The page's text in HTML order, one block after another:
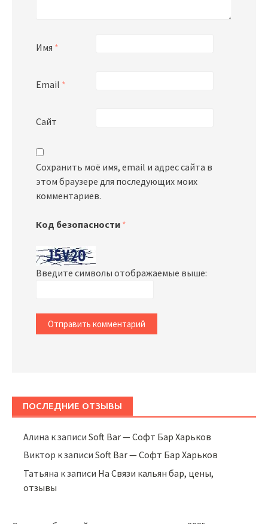
Имя *
Email *
Сайт
Сохранить моё имя, email и адрес сайта в
этом браузере для последующих моих
комментариев.
Код безопасности *
Введите символы отображаемые выше:
ПОСЛЕДНИЕ ОТЗЫВЫ
Алина к записиSoft Bar — Софт Бар Харьков
Виктор к записиSoft Bar — Софт Бар Харьков
Татьяна к записи На Связи кальян бар, цены,
отзывы